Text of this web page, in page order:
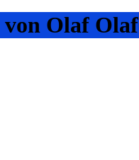
Olaf Olaf